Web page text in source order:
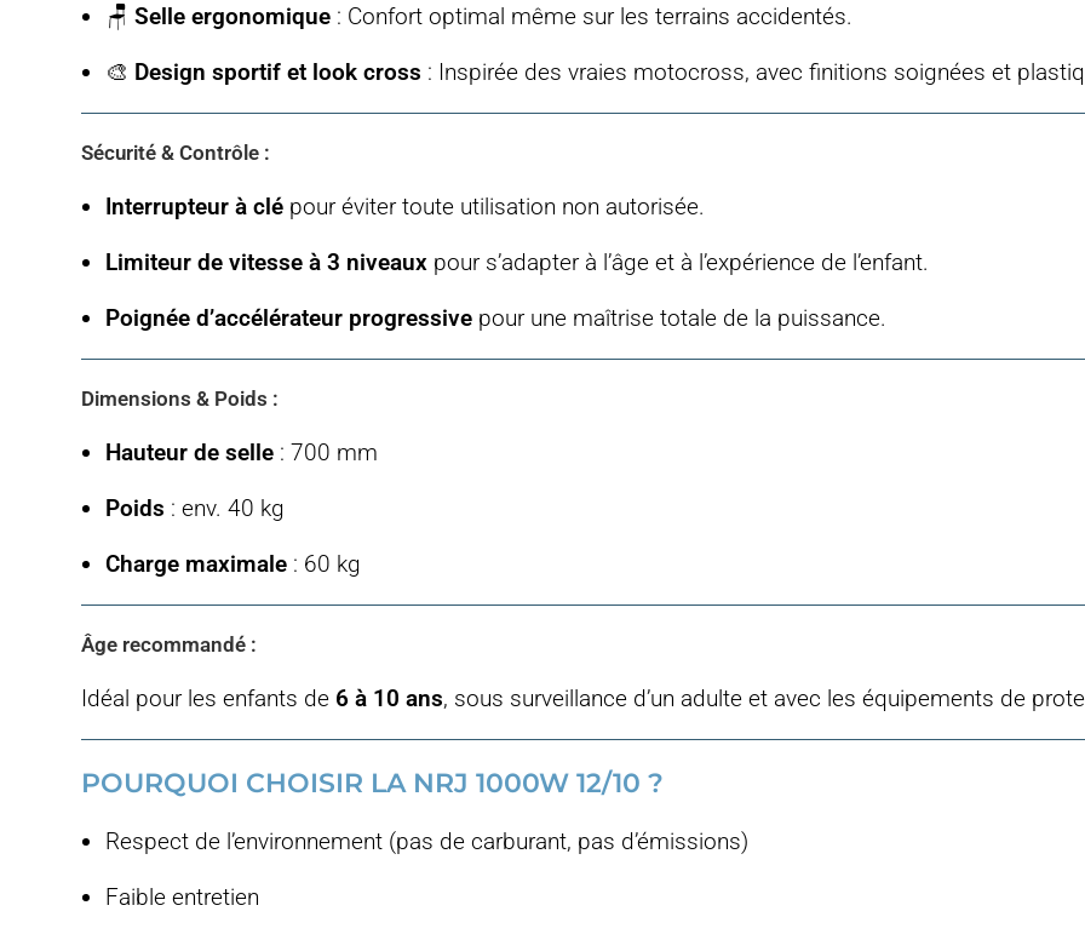
🪑Selle ergonomique : Confort optimal même sur les terrains accidentés.
🎨 Design sportif et look cross : Inspirée des vraies motocross, avec finitions soignées et
Sécurité & Contrôle :
Interrupteur à clé pour éviter toute utilisation non autorisée.
Limiteur de vitesse à 3 niveaux pour s’adapter à l’âge et à l’expérience de l’enfant.
Poignée d’accélérateur progressive pour une maîtrise totale de la puissance.
Dimensions & Poids :
Hauteur de selle : 700 mm
Poids : env. 40 kg
Charge maximale : 60 kg
Âge recommandé :
Idéal pour les enfants de 6 à 10 ans, sous surveillance d’un adulte et avec les équipements de
POURQUOI CHOISIR LA NRJ 1000W 12/10 ?
Respect de l’environnement (pas de carburant, pas d’émissions)
Faible entretien